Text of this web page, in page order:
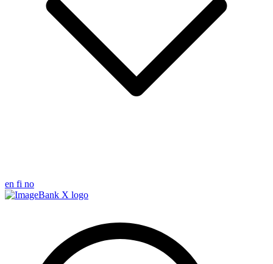
en fi no